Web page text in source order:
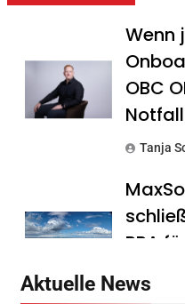
Wenn
OBC
Tanja
PPA
Aktuelle News